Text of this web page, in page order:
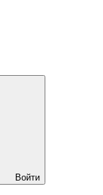
Войти